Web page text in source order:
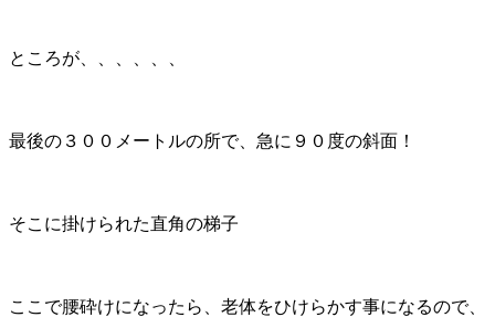
ところが、、、、、、
最後の３００メートルの所で、急に９０度の斜面！
そこに掛けられた直角の梯子
ここで腰砕けになったら、老体をひけらかす事になるので、